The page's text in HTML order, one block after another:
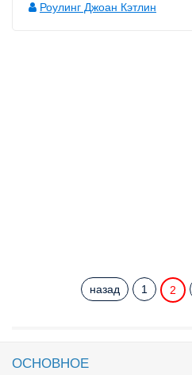
Роулинг Джоан Кэтлин
назад 1 2
ОСНОВНОЕ